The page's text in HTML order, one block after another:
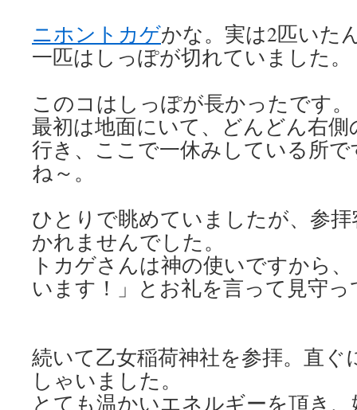
ニホントカゲかな。実は2匹いた
一匹はしっぽが切れていました。
このコはしっぽが長かったです。
最初は地面にいて、どんどん右側
行き、ここで一休みしている所
ね～。
ひとりで眺めていましたが、参
かれませんでした。
トカゲさんは神の使いですから
います！」とお礼を言って見守
続いて乙女稲荷神社を参拝。直ぐ
しゃいました。
とても温かいエネルギーを頂き